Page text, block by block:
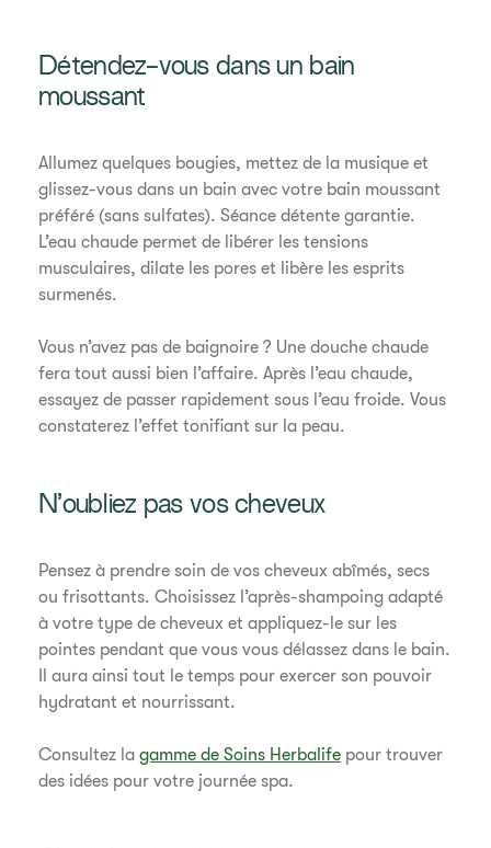
Détendez-vous dans un bain
moussant
Allumez quelques bougies, mettez de la musique et
glissez-vous dans un bain avec votre bain moussant
préféré (sans sulfates). Séance détente garantie.
L’eau chaude permet de libérer les tensions
musculaires, dilate les pores et libère les esprits
surmenés.
Vous n’avez pas de baignoire ? Une douche chaude
fera tout aussi bien l’affaire. Après l’eau chaude,
essayez de passer rapidement sous l’eau froide. Vous
constaterez l’effet tonifiant sur la peau.
N’oubliez pas vos cheveux
Pensez à prendre soin de vos cheveux abîmés, secs
ou frisottants. Choisissez l’après-shampoing adapté
à votre type de cheveux et appliquez-le sur les
pointes pendant que vous vous délassez dans le bain.
Il aura ainsi tout le temps pour exercer son pouvoir
hydratant et nourrissant.
Consultez lagamme de Soins Herbalife pour trouver
des idées pour votre journée spa.